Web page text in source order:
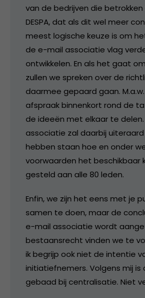
van de bedrijven die betrokken
DESPA, dat als dit wel meer
meest logische keuze is om
de e-mail associatie vlag
ontwikkelen. En als het gaat
zullen we spreken over de
daarmee gepaard gaan.
afspraak binnenkort rond de
de ideeën met elkaar te
associatie zal daarbij
hebben staan hoe en onder
voorwaarden het beschikbaar
gesteld aan alle 80 leden.
Enfin, we zijn het eens met je
samen te doen, maar de
e-mail associatie wordt
bestaansrecht vinden we te
ik begrijp ook niet de intentie
initiatiefnemers. Volgens mij is
gebaad bij centralisatie. Niet